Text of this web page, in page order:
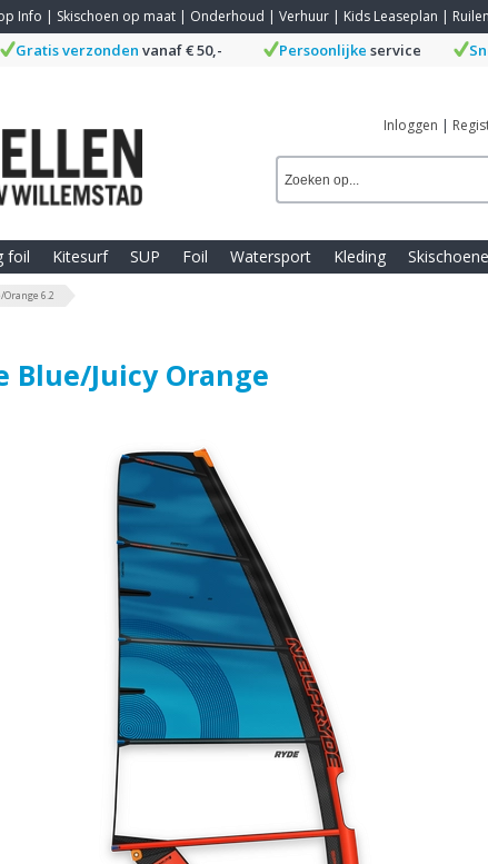
Info | Skischoen op maat | Onderhoud | Verhuur | Kids Leaseplan |
Gratis verzonden vanaf € 50,- Persoonlijke service
Inloggen |
foil Kitesurf SUP Foil Watersport Kleding
6.2
Blue/Juicy Orange